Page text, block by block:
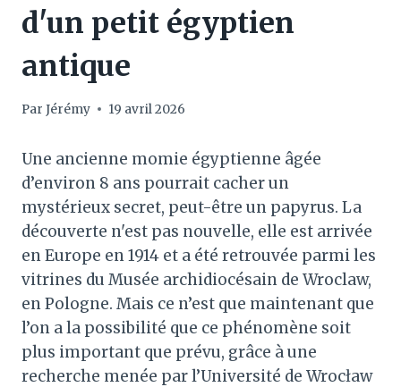
d'un petit égyptien
antique
Par Jérémy 19 avril 2026
Une ancienne momie égyptienne âgée
d’environ 8 ans pourrait cacher un
mystérieux secret, peut-être un papyrus. La
découverte n'est pas nouvelle, elle est arrivée
en Europe en 1914 et a été retrouvée parmi les
vitrines du Musée archidiocésain de Wroclaw,
en Pologne. Mais ce n’est que maintenant que
l’on a la possibilité que ce phénomène soit
plus important que prévu, grâce à une
recherche menée par l’Université de Wrocław